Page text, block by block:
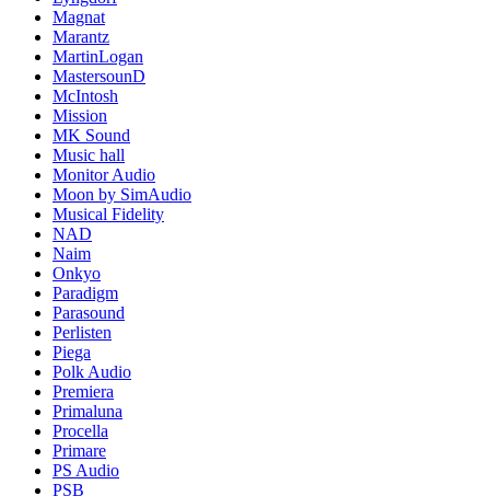
Magnat
Marantz
MartinLogan
MastersounD
McIntosh
Mission
MK Sound
Music hall
Monitor Audio
Moon by SimAudio
Musical Fidelity
NAD
Naim
Onkyo
Paradigm
Parasound
Perlisten
Piega
Polk Audio
Premiera
Primaluna
Procella
Primare
PS Audio
PSB